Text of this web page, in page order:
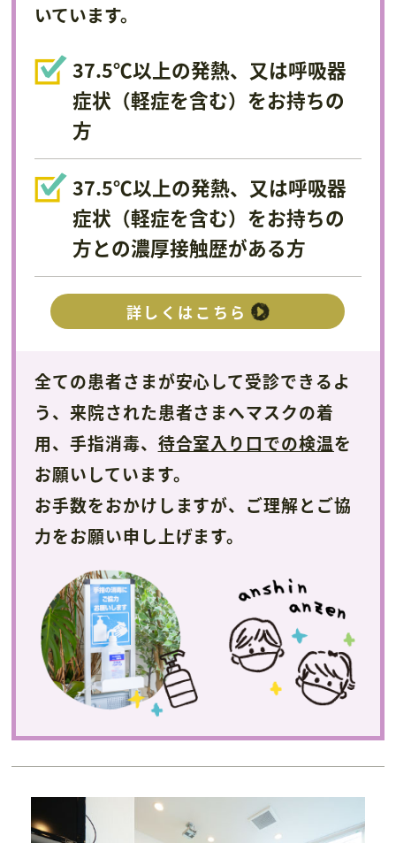
いています。
37.5℃以上の発熱、又は呼吸器
症状（軽症を含む）をお持ちの
方
37.5℃以上の発熱、又は呼吸器
症状（軽症を含む）をお持ちの
方との濃厚接触歴がある方
詳しくはこちら
全ての患者さまが安心して受診できるよ
う、 来院された患者さまへマスクの着
用、手指消毒、 待合室入り口での検温を
お願いしています。
お手数をおかけしますが、 ご理解とご協
力をお願い申し上げます。